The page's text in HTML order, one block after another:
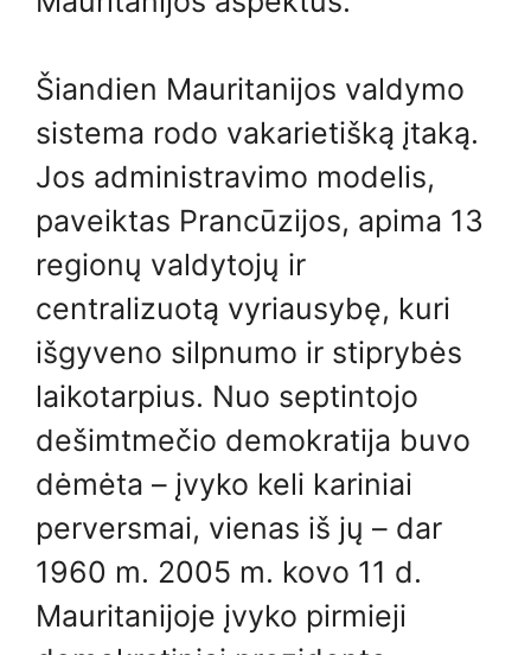
Šiandien Mauritanijos valdymo
sistema rodo vakarietišką įtaką.
Jos administravimo modelis,
paveiktas Prancūzijos, apima 13
regionų valdytojų ir
centralizuotą vyriausybę, kuri
išgyveno silpnumo ir stiprybės
laikotarpius. Nuo septintojo
dešimtmečio demokratija buvo
dėmėta – įvyko keli kariniai
perversmai, vienas iš jų – dar
1960 m. 2005 m. kovo 11 d.
Mauritanijoje įvyko pirmieji